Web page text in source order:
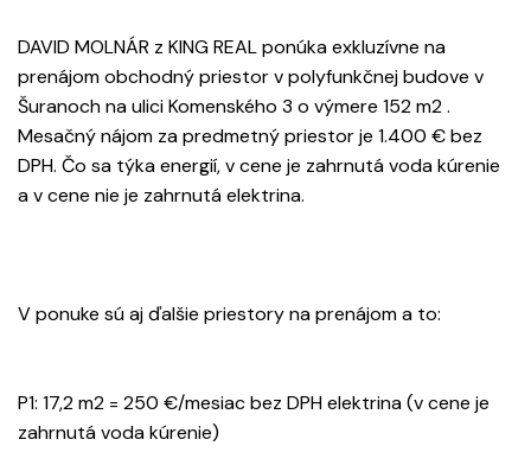
DAVID MOLNÁR z KING REAL ponúka exkluzívne na
prenájom obchodný priestor v polyfunkčnej budove v
Šuranoch na ulici Komenského 3 o výmere 152 m2 .
Mesačný nájom za predmetný priestor je 1.400 € bez
DPH. Čo sa týka energií, v cene je zahrnutá voda kúrenie
a v cene nie je zahrnutá elektrina.
V ponuke sú aj ďalšie priestory na prenájom a to:
P1: 17,2 m2 = 250 €/mesiac bez DPH elektrina (v cene je
zahrnutá voda kúrenie)